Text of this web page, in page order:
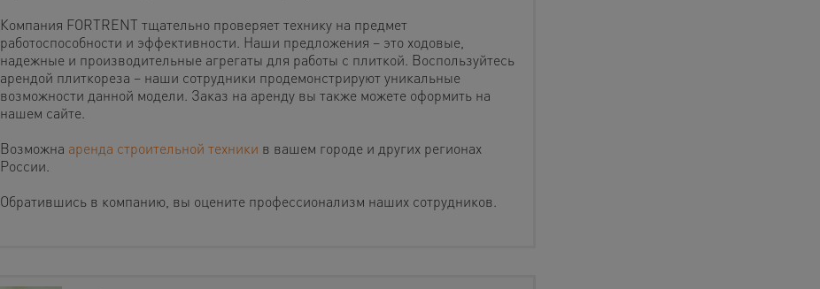
Компания FORTRENT тщательно проверяет технику на предмет
работоспособности и эффективности. Наши предложения – это ходовые,
надежные и производительные агрегаты для работы с плиткой. Воспользуйтесь
арендой плиткореза – наши сотрудники продемонстрируют уникальные
возможности данной модели. Заказ на аренду вы также можете оформить на
нашем сайте.
Возможна аренда строительной техники в вашем городе и других регионах
России.
Обратившись в компанию, вы оцените профессионализм наших сотрудников.